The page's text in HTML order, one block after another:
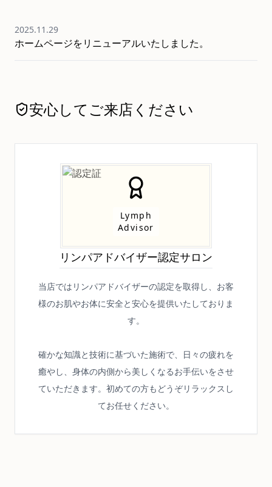
2025.11.29
ホームページをリニューアルいたしました。
安心してご来店ください
Lymph
Advisor
リンパアドバイザー認定サロン
当店ではリンパアドバイザーの認定を取得し、お客
様のお肌やお体に安全と安心を提供いたしておりま
す。
確かな知識と技術に基づいた施術で、日々の疲れを
癒やし、身体の内側から美しくなるお手伝いをさせ
ていただきます。初めての方もどうぞリラックスし
てお任せください。